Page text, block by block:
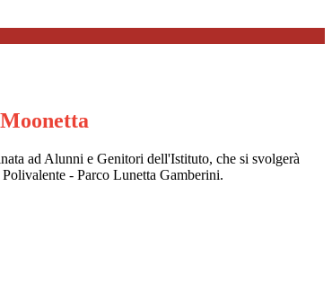
ad Alunni e Genitori dell'Istituto, che si svolgerà
- Parco Lunetta Gamberini.